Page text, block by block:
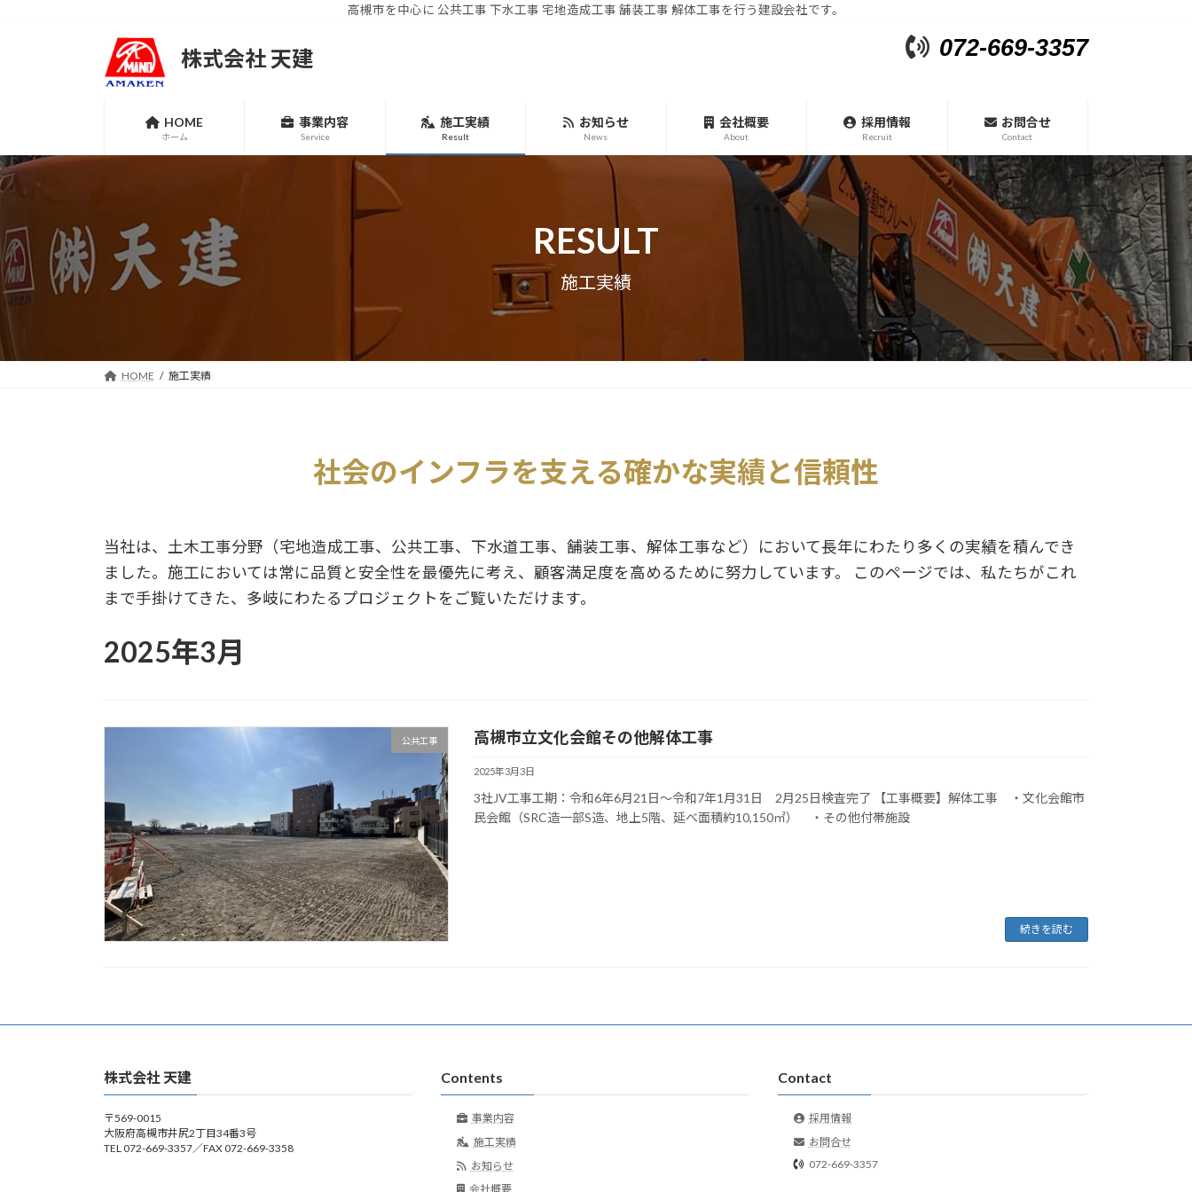
高槻市を中心に 公共工事 下水工事 宅地造成工事 舗装工事 解体工事を行う建設会社です。
ス
キ
ッ
ン
に
移
株式会社 天建 072-669-3357
HOME
ホーム
事業内容
Service
施工実績
Result
お知らせ
News
会社概要
About
採用情報
Recruit
お問合せ
Contact
RESULT
施工実績
HOME 施工実績
社会のインフラを支える確かな実績と信頼性
当社は、土木工事分野（宅地造成工事、公共工事、下水道工事、舗装工事、解体工事など）において長年にわたり多くの実績を積んでき
ました。施工においては常に品質と安全性を最優先に考え、顧客満足度を高めるために努力しています。 このページでは、私たちがこれ
まで手掛けてきた、多岐にわたるプロジェクトをご覧いただけます。
2025年3月
公共工事 高槻市立文化会館その他解体工事
2025年3月3日
3社JV工事工期：令和6年6月21日～令和7年1月31日 2月25日検査完了 【工事概要】解体工事 ・文化会館市
民会館（SRC造一部S造、地上5階、延べ面積約10,150㎡） ・その他付帯施設
続きを読む
株式会社 天建
〒569-0015
大阪府高槻市井尻2丁目34番3号
TEL 072-669-3357／FAX 072-669-3358
Contents
事業内容
施工実績
お知らせ
会社概要
Contact
採用情報
お問合せ
072-669-3357